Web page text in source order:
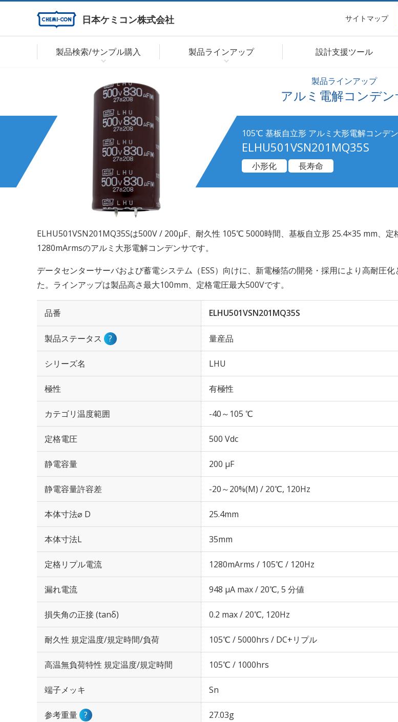
日本ケミコン株式会社 サイトマップ
製品検索/サンプル購入 製品ラインアップ 設計支援ツール
製品ラインアップ
アルミ電解コンデン
105℃ 基板自立形 アルミ大形電解コンデ
ELHU501VSN201MQ35S
小形化
長寿命
ELHU501VSN201MQ35Sは500V / 200µF、耐久性 105℃ 5000時間、基板自立形 25.4×35 mm、定
1280mArmsのアルミ大形電解コンデンサです。
データセンターサーバおよび蓄電システム（ESS）向けに、新電極箔の開発・採用により高耐圧
た。ラインアップは製品高さ最大100mm、定格電圧最大500Vです。
品番 ELHU501VSN201MQ35S
製品ステータス ? 量産品
シリーズ名 LHU
極性 有極性
カテゴリ温度範囲 -40～105 ℃
定格電圧 500 Vdc
静電容量 200 µF
静電容量許容差 -20～20%(M) / 20℃, 120Hz
本体寸法⌀ D 25.4mm
本体寸法L 35mm
定格リプル電流 1280mArms / 105℃ / 120Hz
漏れ電流 948 μA max / 20℃, 5 分値
損失角の正接 (tanδ) 0.2 max / 20℃, 120Hz
耐久性 規定温度/規定時間/負荷 105℃ / 5000hrs / DC+リプル
高温無負荷特性 規定温度/規定時間 105℃ / 1000hrs
端子メッキ Sn
参考重量 ? 27.03g